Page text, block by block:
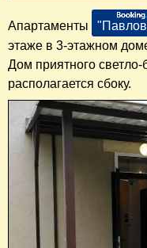
Апартаменты
этаже в 3-этажном
Дом приятного
располагается сбоку.